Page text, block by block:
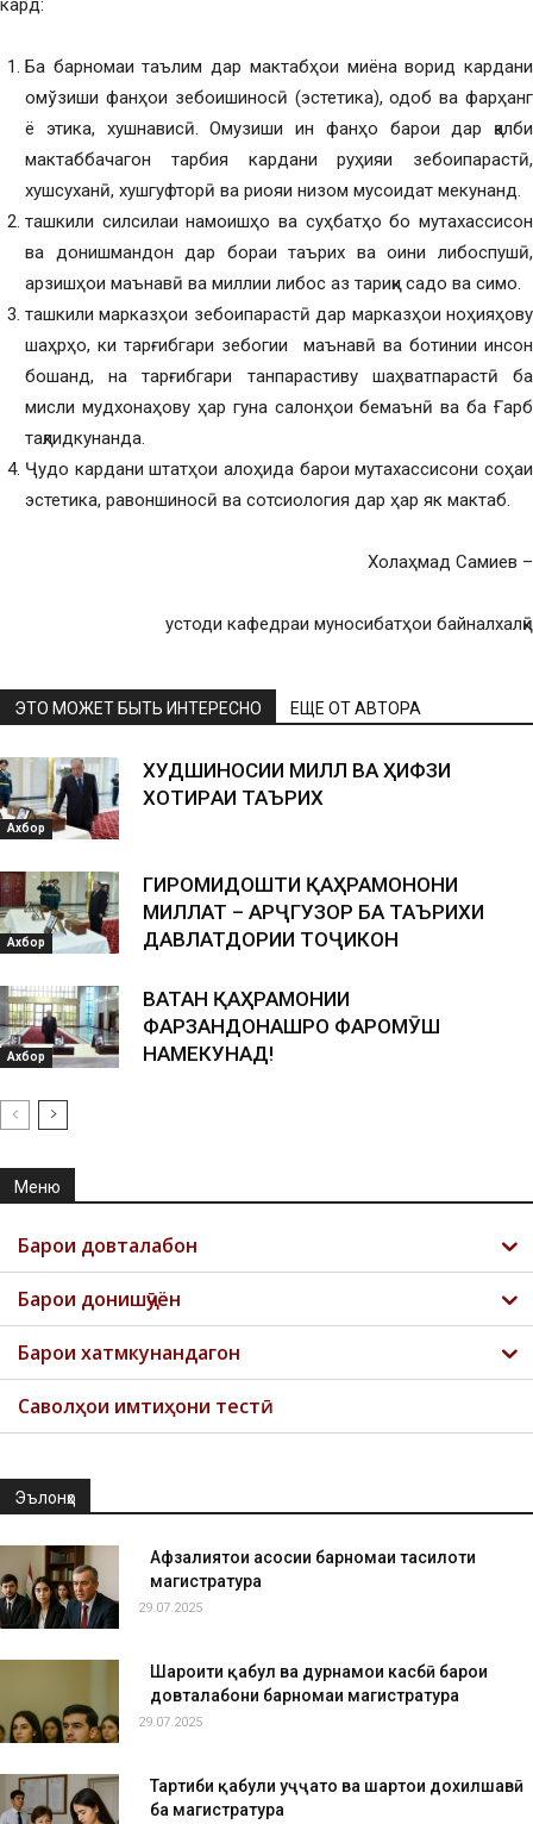
кард:
Ба барномаи таълим дар мактабҳои миёна ворид кардани
омўзиши фанҳои зебоишиносӣ (эстетика), одоб ва фарҳанг
ё этика, хушнависӣ. Омузиши ин фанҳо барои дар қалби
мактаббачагон тарбия кардани руҳияи зебоипарастӣ,
хушсуханӣ, хушгуфторӣ ва риояи низом мусоидат мекунанд.
ташкили силсилаи намоишҳо ва суҳбатҳо бо мутахассисон
ва донишмандон дар бораи таърих ва оини либоспушӣ,
арзишҳои маънавӣ ва миллии либос аз тариқи садо ва симо.
ташкили марказҳои зебоипарастӣ дар марказҳои ноҳияҳову
шаҳрҳо, ки тарғибгари зебогии маънавӣ ва ботинии инсон
бошанд, на тарғибгари танпарастиву шаҳватпарастӣ ба
мисли мудхонаҳову ҳар гуна салонҳои бемаънӣ ва ба Ғарб
тақлидкунанда.
Ҷудо кардани штатҳои алоҳида барои мутахассисони соҳаи
эстетика, равоншиносӣ ва сотсиология дар ҳар як мактаб.
Холаҳмад Самиев –
устоди кафедраи муносибатҳои байналхалқӣ
ЭТО МОЖЕТ БЫТЬ ИНТЕРЕСНО ЕЩЕ ОТ АВТОРА
Ахбор
ХУДШИНОСИИ МИЛЛӢ ВА ҲИФЗИ
ХОТИPАИ ТАЪPИХӢ
Ахбор
ГИРОМИДОШТИ ҚАҲРАМОНОНИ
МИЛЛАТ – АРҶГУЗОРӢ БА ТАЪРИХИ
ДАВЛАТДОРИИ ТОҶИКОН
Ахбор
ВАТАН ҚАҲРАМОНИИ
ФАРЗАНДОНАШРО ФАРОМӮШ
НАМЕКУНАД!
Меню
Барои довталабон
Барои донишҷӯён
Барои хатмкунандагон
Саволҳои имтиҳони тестӣ
Эълонҳо
Афзалиятҳои асосии барномаи таҳсилоти
магистратура
29.07.2025
Шароити қабул ва дурнамои касбӣ барои
довталабони барномаи магистратура
29.07.2025
Тартиби қабули ҳуҷҷатҳо ва шартҳои дохилшавӣ
ба магистратура